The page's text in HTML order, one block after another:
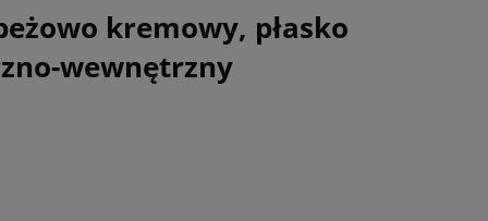
kremowy, płasko
wewnętrzny